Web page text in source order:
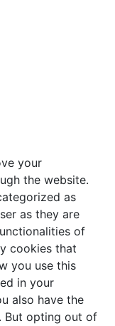
your
the website.
as
as they are
of
cookies that
you use this
in your
also have the
But opting out of